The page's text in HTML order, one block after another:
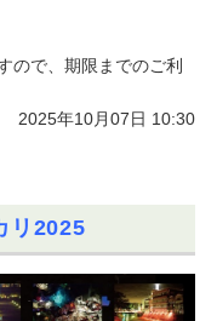
ので、期限までのご利
2025年10月07日 10:30
リ2025